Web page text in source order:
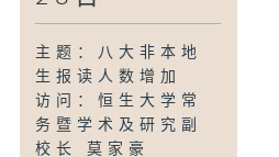
学地球与环境科学
主题：乙肝筛查及
治理可预防肝癌 卫
生署呼吁市民早验
早处理
主题：八大非本地
生报读人数增加
访问：恒生大学常
务暨学术及研究副
校长 莫家豪